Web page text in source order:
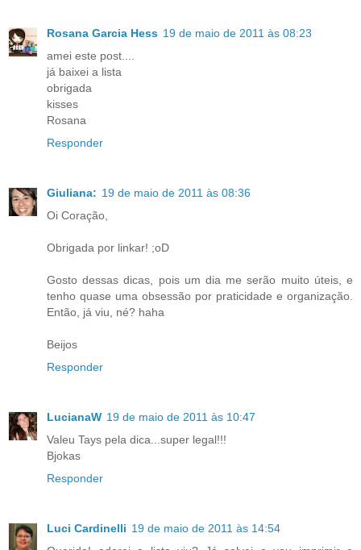
Rosana Garcia Hess 19 de maio de 2011 às 08:23
amei este post....
já baixei a lista
obrigada
kisses
Rosana
Responder
Giuliana: 19 de maio de 2011 às 08:36
Oi Coração,
Obrigada por linkar! ;oD
Gosto dessas dicas, pois um dia me serão muito úteis, e
tenho quase uma obsessão por praticidade e organização.
Então, já viu, né? haha
Beijos
Responder
LucianaW 19 de maio de 2011 às 10:47
Valeu Tays pela dica...super legal!!!
Bjokas
Responder
Luci Cardinelli 19 de maio de 2011 às 14:54